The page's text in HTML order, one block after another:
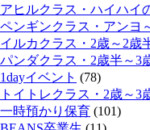
アヒルクラス・ハイハイ
ペンギンクラス・アンヨ
イルカクラス・2歳～2歳
パンダクラス・2歳半～3
1dayイベント (78)
トイトレクラス・2歳～3
一時預かり保育 (101)